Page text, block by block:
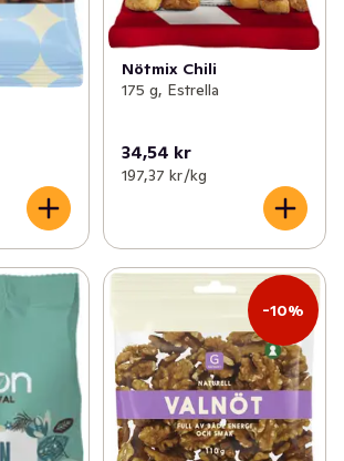
Nötmix Chili
175 g, Estrella
34,54 kr
197,37 kr /kg
-10%